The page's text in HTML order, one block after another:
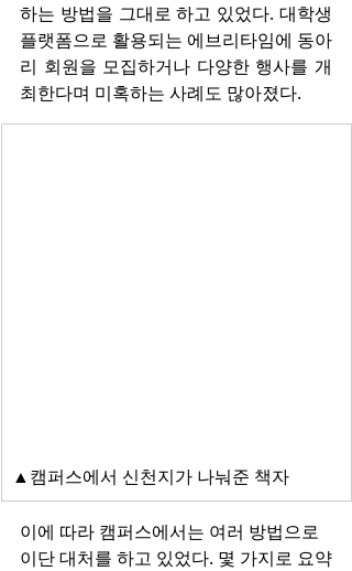
하는 방법을 그대로 하고 있었다. 대학생
플랫폼으로 활용되는 에브리타임에 동아
리 회원을 모집하거나 다양한 행사를 개
최한다며 미혹하는 사례도 많아졌다.
▲캠퍼스에서 신천지가 나눠준 책자
이에 따라 캠퍼스에서는 여러 방법으로
이단 대처를 하고 있었다. 몇 가지로 요약